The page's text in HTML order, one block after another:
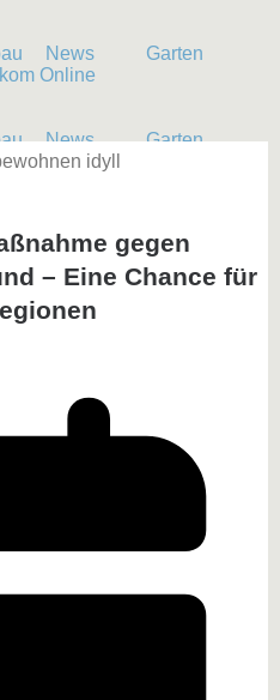
News
Garten
News
Garten
gegen
– Eine Chance für